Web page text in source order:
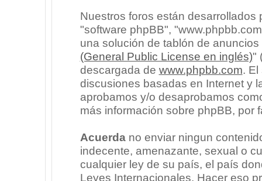
Nuestros foros están
"software phpBB",
una solución de tablón de
(General Public License en inglés)"
descargada de www.phpbb.com. El
discusiones basadas en Internet y
aprobamos y/o desaprobamos
más información sobre phpBB, por
Acuerdano enviar ningun
indecente, amenazante, sexual o
cualquier ley de su país, el país
Leyes Internacionales. Hacer eso